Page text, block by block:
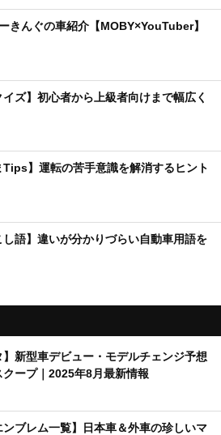
きんぐの車紹介【MOBY×YouTuber】
イズ】初心者から上級者向けまで幅広く
Tips】運転の苦手意識を解消するヒント
し語】違いが分かりづらい自動車用語を
】新型車デビュー・モデルチェンジ予想
クープ｜2025年8月最新情報
ンブレム一覧】日本車＆外車の珍しいマ